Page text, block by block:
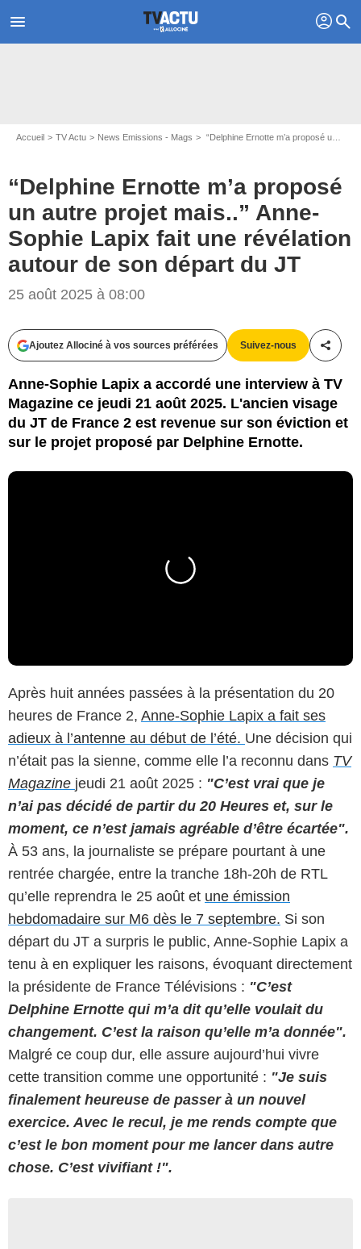
menu profil search
Accueil TV Actu News Emissions - Mags “Delphine Ernotte m’a proposé un autre projet mais..” Anne-Sophie Lapix fait une révélation autour de son départ du JT
“Delphine Ernotte m’a proposé
un autre projet mais..” Anne-
Sophie Lapix fait une révélation
autour de son départ du JT
25 août 2025 à 08:00
Ajoutez Allociné à vos sources préférées Suivez-nous
Anne-Sophie Lapix a accordé une interview à TV
Magazine ce jeudi 21 août 2025. L'ancien visage
du JT de France 2 est revenue sur son éviction et
sur le projet proposé par Delphine Ernotte.
Après huit années passées à la présentation du 20
heures de France 2, Anne-Sophie Lapix a fait ses
adieux à l’antenne au début de l’été. Une décision qui
n’était pas la sienne, comme elle l’a reconnu dans TV
Magazine jeudi 21 août 2025 : "C’est vrai que je
n’ai pas décidé de partir du 20 Heures et, sur le
moment, ce n’est jamais agréable d’être écartée".
À 53 ans, la journaliste se prépare pourtant à une
rentrée chargée, entre la tranche 18h-20h de RTL
qu’elle reprendra le 25 août et une émission
hebdomadaire sur M6 dès le 7 septembre. Si son
départ du JT a surpris le public, Anne-Sophie Lapix a
tenu à en expliquer les raisons, évoquant directement
la présidente de France Télévisions : "C’est
Delphine Ernotte qui m’a dit qu’elle voulait du
changement. C’est la raison qu’elle m’a donnée".
Malgré ce coup dur, elle assure aujourd’hui vivre
cette transition comme une opportunité : "Je suis
finalement heureuse de passer à un nouvel
exercice. Avec le recul, je me rends compte que
c’est le bon moment pour me lancer dans autre
chose. C’est vivifiant !".